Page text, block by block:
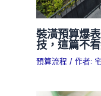
裝潢預算爆
技，這篇不
預算流程 / 作者: